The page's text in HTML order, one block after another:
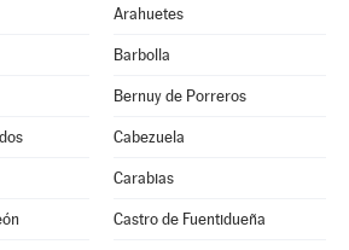
Arahuetes
Barbolla
Bernuy de Porreros
Cabezuela
Carabias
Castro de Fuentidueña